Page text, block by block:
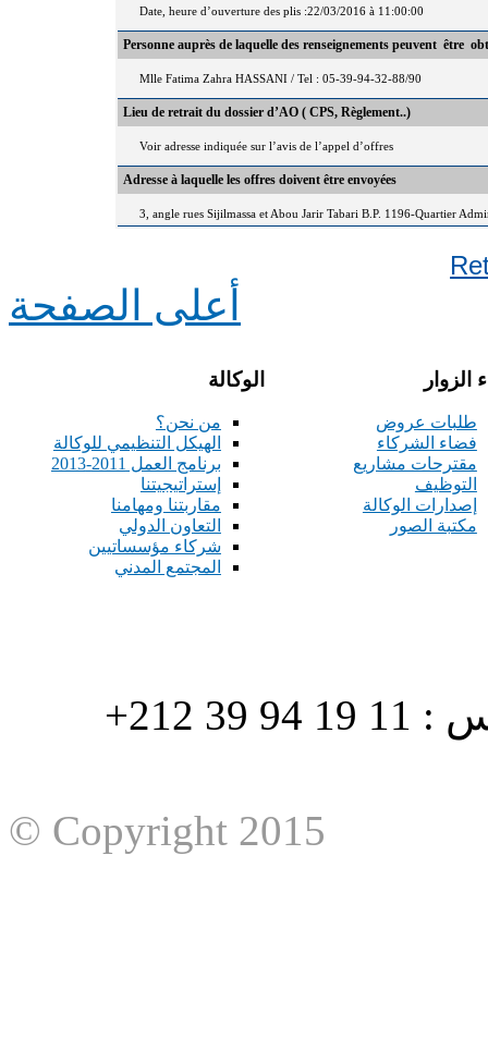
Date, heure d’ouverture des plis :22/03/2016 à 11:00:00
Personne auprès de laquelle des renseignements peuvent être
Mlle Fatima Zahra HASSANI / Tel : 05-39-94-32-88/90
Lieu de retrait du dossier d’AO ( CPS, Règlement..)
Voir adresse indiquée sur l’avis de l’appel d’offres
Adresse à laquelle les offres doivent être envoyées
3, angle rues Sijilmassa et Abou Jarir Tabari B.P. 1196-Quartier
أعلى الصفحة
الوكالة
من نحن؟
الهيكل التنظيمي للوكالة
برنامج العمل 2011-2013
إستراتيجيتنا
مقاربتنا ومهامنا
التعاون الدولي
شركاء مؤسساتيين
المجتمع المدني
الزوار
طلبات عروض
فضاء الشركاء
مقترحات مشاريع
التوظيف
إصدارات الوكالة
مكتبة الصور
هاتف : 90/88 32 94 39 212+ فاكس : 11 19 94 39 212+
© Copyright 2015